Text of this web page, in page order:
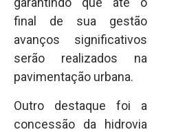
final de sua gestão
avanços significativos
serão realizados na
pavimentação urbana.
Outro destaque foi a
concessão da hidrovia